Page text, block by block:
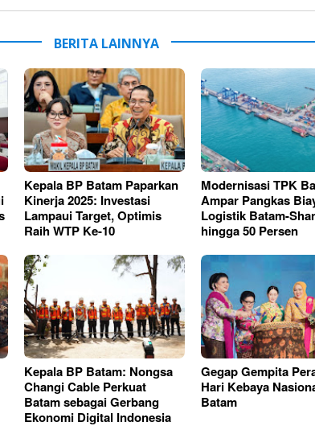
BERITA LAINNYA
Kepala BP Batam Paparkan
Kinerja 2025: Investasi
Lampaui Target, Optimis
Raih WTP Ke-10
Modernisasi TPK
Ampar Pangkas
Logistik Batam-
hingga 50 Persen
Kepala BP Batam: Nongsa
Changi Cable Perkuat
Batam sebagai Gerbang
Ekonomi Digital Indonesia
Gegap Gempita
Hari Kebaya
Batam